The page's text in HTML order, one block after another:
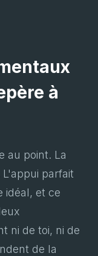
à
au point. La
parfait
idéal, et ce
ni de toi, ni de
de la